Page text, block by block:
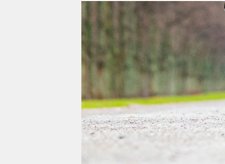
verlag
verlag
veranstaltungen
shop
fragen & hilfe
unterstützen
abo
genossenschaft